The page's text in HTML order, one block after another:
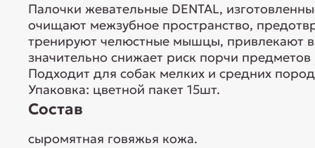
Палочки жевательные DENTAL,
очищают межзубное пространство,
тренируют челюстные мышцы, привлекают
значительно снижает риск порчи
Подходит для собак мелких и средних
Упаковка: цветной пакет 15шт.
Состав
сыромятная говяжья кожа.